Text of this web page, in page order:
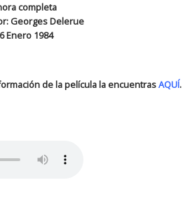
completa
Georges Delerue
Enero 1984
de la película la encuentrasAQUÍ.